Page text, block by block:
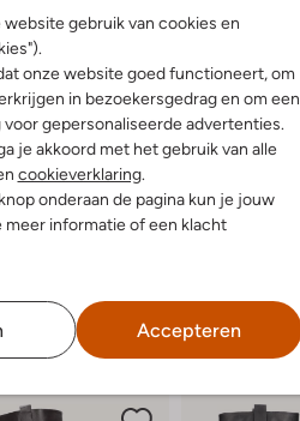
website gebruik van cookies en
onze website goed functioneert, om
in bezoekersgedrag en om een
gepersonaliseerde advertenties.
je akkoord met het gebruik van alle
cookieverklaring.
onderaan de pagina kun je jouw
informatie of een klacht
Accepteren